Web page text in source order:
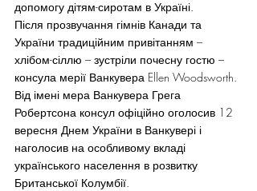
допомогу дітям-сиротам в Україні.
Після прозвучання гімнів Канади та
України традиційним привітанням –
хлібом-сіллю – зустріли почесну гостю –
консула мерії Ванкувера Ellen Woodsworth.
Від імені мера Ванкувера Грега
Робертсона консул офіційно оголосив 12
вересня Днем України в Ванкувері і
наголосив на особливому вкладі
українського населення в розвитку
Британської Колумбії.